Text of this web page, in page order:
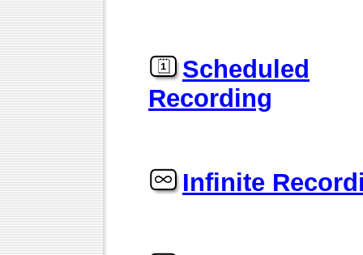
Scheduled
Recording
Infinite